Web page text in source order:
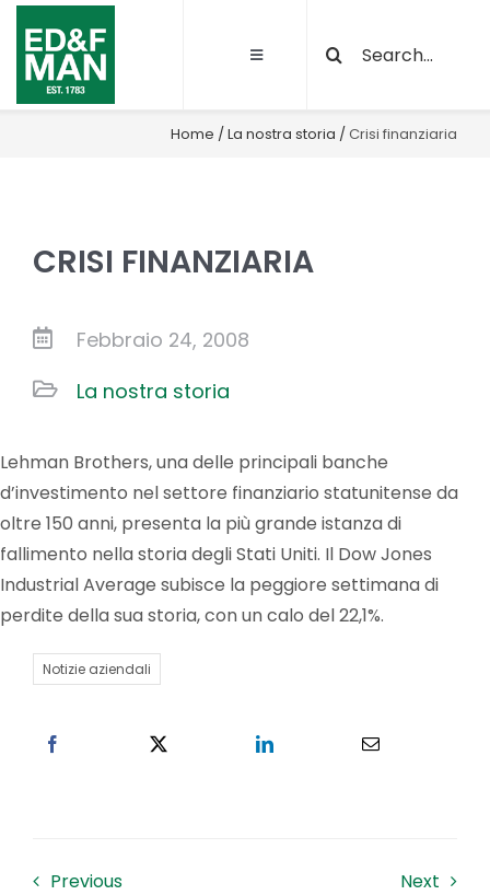
Salta
contenuto
Toggle
Chi siamo
Sostenibilità
Qualità e certificazioni
Progetti
News
Lavora con noi
Contatti
Cerca
per:
Home /La nostra storia /Crisi finanziaria
CRISI FINANZIARIA
Febbraio 24, 2008
La nostra storia
Lehman Brothers, una delle principali banche
d’investimento nel settore finanziario statunitense da
oltre 150 anni, presenta la più grande istanza di
fallimento nella storia degli Stati Uniti. Il Dow Jones
Industrial Average subisce la peggiore settimana di
perdite della sua storia, con un calo del 22,1%.
Notizie aziendali
Previous Next